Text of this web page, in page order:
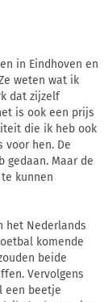
in Eindhoven en
weten wat ik
dat zijzelf
is ook een prijs
die ik heb ook
hen. De
gedaan. Maar de
kunnen
het Nederlands
komende
beide
Vervolgens
een beetje